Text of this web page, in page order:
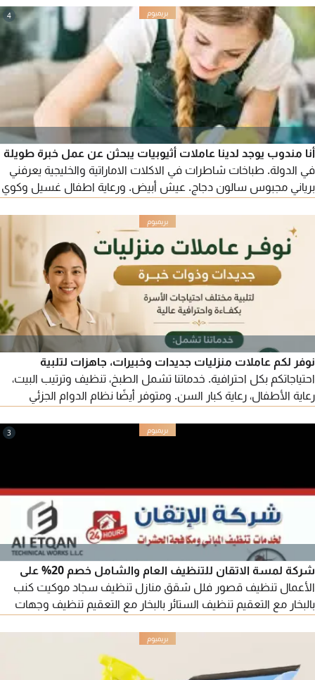
مثالي للمناسبات الخاصة أو بداية جديدة. اتصل بنا اليوم. حافظ على
مظهر مكتبك أنيقا واحترافيا. مثالي للمناسبات الخاصة أو بداية جديدة.
اتصل بنا اليوم
4
أنا مندوب يوجد لدينا عاملات أثيوبيات يبحثن عن عمل خبرة طويلة
في الدولة. طباخات شاطرات في الاكلات الاماراتية والخليجية يعرفني
برياني مجبوس سالون دجاج. عيش أبيض. ورعاية اطفال غسيل وكوي
زيارة أول مرا في الدولة. أمينات وموثوق بهم
نوفر لكم عاملات منزليات جديدات وخبيرات، جاهزات لتلبية
احتياجاتكم بكل احترافية. خدماتنا تشمل الطبخ، تنظيف وترتيب البيت،
رعاية الأطفال، رعاية كبار السن. ومتوفر أيضًا نظام الدوام الجزئي
3
شركة لمسة الاتقان للتنظيف العام والشامل خصم 20% على
الأعمال تنظيف قصور فلل شقق منازل تنظيف سجاد موكيت كنب
بالبخار مع التعقيم تنظيف الستائر بالبخار مع التعقيم تنظيف وجهات
وأحواض السباحة مع التعقيم تنظيف الخزنات المياه وتعقيمها تنظيف
الزيوت والدهون من المطابخ تنظيف وجلي وتلميع الرخام والكا شيء
وتعقيم الفلل ضد الفيروس للتواصل